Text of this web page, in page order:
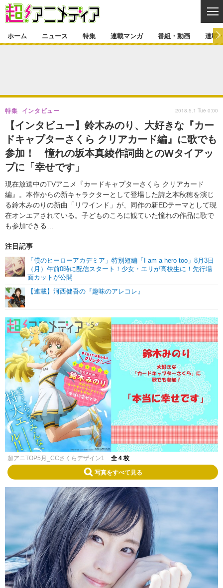
ゲーム・アプリ マンガ
グッズ イベント
声優 コスプレ
特集一覧 カバー
ラキりす
連載マンガ
連載マンガ一覧 連載一覧
番組・動画
番組・動画一覧 ラジオ
動画
連載・ブログ
連載・ブログ一覧 コラム
編集部ブログ・お知らせ
ホーム ニュース 特集 連載マンガ 番組・動画 連載
【インタビュー】鈴木みのり、大好きな『カー
ドキャプターさくら クリアカード編』に歌でも
参加！ 憧れの坂本真綾作詞曲とのWタイアッ
プに「幸せです」
現在放送中のTVアニメ『カードキャプターさくら クリアカード
編』。本作からの新キャラクターとして登場した詩之本秋穂を演じ
る鈴木みのりの新曲「リワインド」が、同作の新EDテーマとして現
在オンエアされている。子どものころに観ていた憧れの作品に歌で
も参加できる…
特集 インタビュー
注目記事
「僕のヒーローアカデミア」特別短編「I am a hero too」8月3日
（月）午前0時に配信スタート！少女・エリが高校生に！先行場
面カットが公開
【連載】河西健吾の『趣味のアレコレ』
2018.5.1 Tue 0:00
超アニTOP5月_CCさくらデザイン1 全 4 枚
写真をすべて見る